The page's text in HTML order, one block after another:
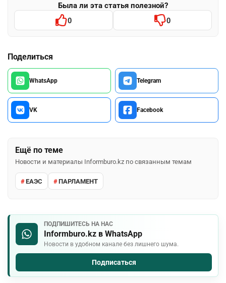
Была ли эта статья полезной?
0 0
Поделиться
WhatsApp Telegram
VK Facebook
Ещё по теме
Новости и материалы Informburo.kz по связанным темам
ЕАЭС ПАРЛАМЕНТ
ПОДПИШИТЕСЬ НА НАС
Informburo.kz в WhatsApp
Новости в удобном канале без лишнего шума.
Подписаться